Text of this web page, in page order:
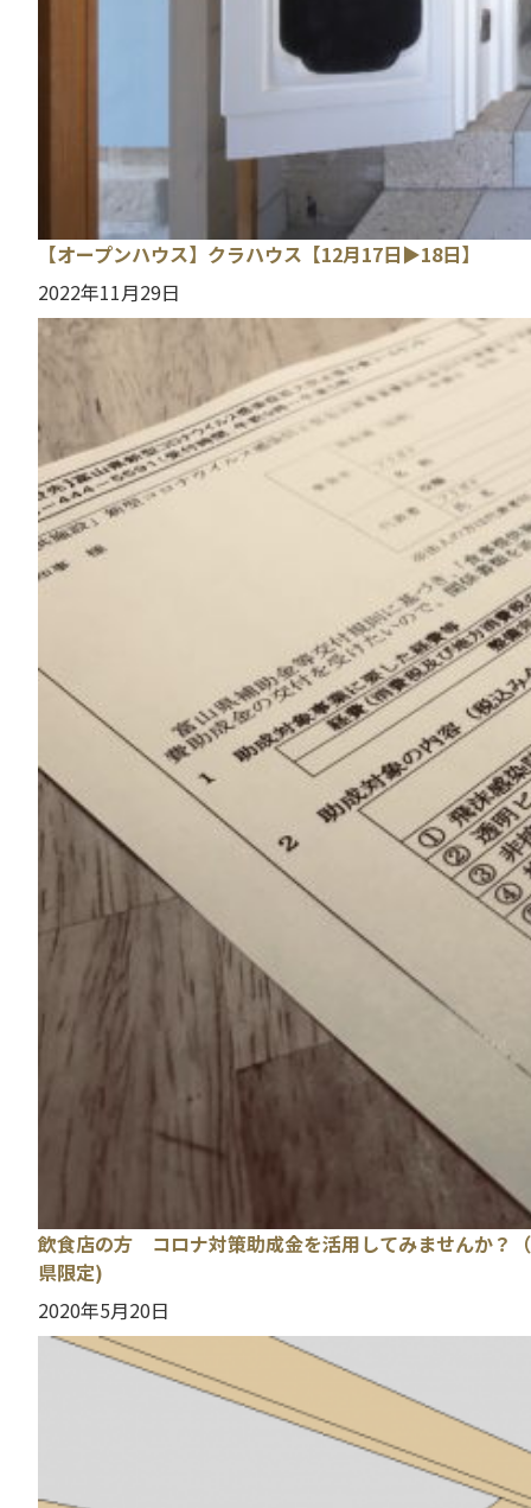
【オープンハウス】クラハウス【12月17日▶︎18日】
2022年11月29日
飲食店の方 コロナ対策助成金を活用してみませんか？
県限定)
2020年5月20日